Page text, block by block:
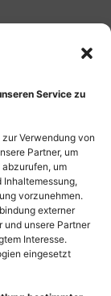
Service zu
Verwendung von
Partner, um
um
vorzunehmen.
externer
und unsere Partner
Interesse.
eingesetzt